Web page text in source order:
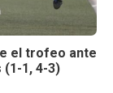
el trofeo ante
1, 4-3)